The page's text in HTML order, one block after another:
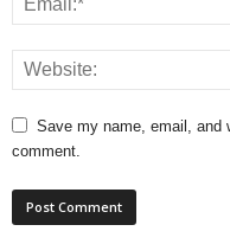
Save my name, email, and
comment.